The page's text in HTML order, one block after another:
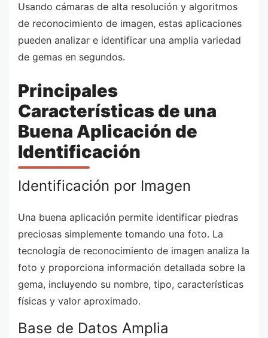
Usando cámaras de alta resolución y algoritmos
de reconocimiento de imagen, estas aplicaciones
pueden analizar e identificar una amplia variedad
de gemas en segundos.
Principales
Características de una
Buena Aplicación de
Identificación
Identificación por Imagen
Una buena aplicación permite identificar piedras
preciosas simplemente tomando una foto. La
tecnología de reconocimiento de imagen analiza la
foto y proporciona información detallada sobre la
gema, incluyendo su nombre, tipo, características
físicas y valor aproximado.
Base de Datos Amplia